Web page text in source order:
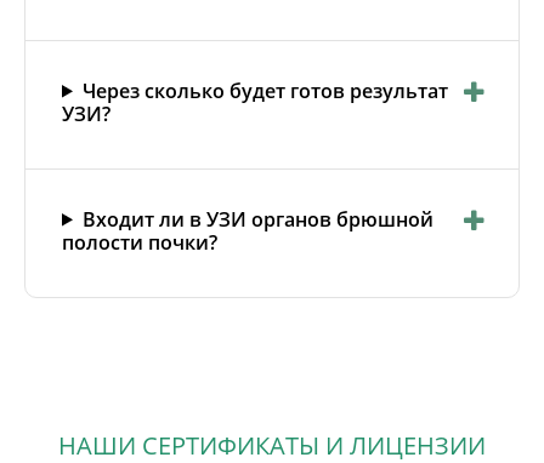
Через сколько будет готов результат
УЗИ?
Входит ли в УЗИ органов брюшной
полости почки?
НАШИ СЕРТИФИКАТЫ И ЛИЦЕНЗИИ